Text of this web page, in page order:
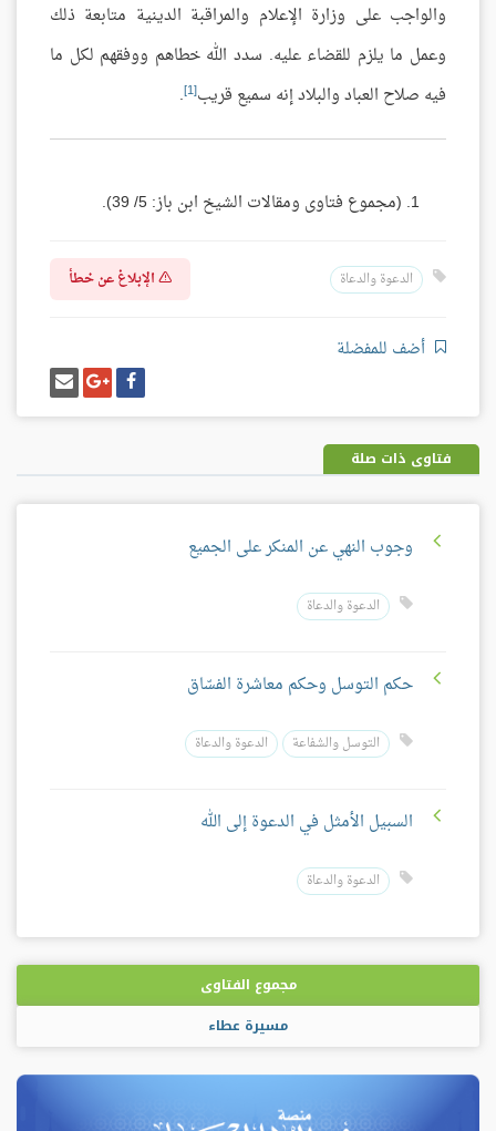
والواجب على وزارة الإعلام والمراقبة الدينية متابعة ذلك
وعمل ما يلزم للقضاء عليه. سدد الله خطاهم ووفقهم لكل ما
فيه صلاح العباد والبلاد إنه سميع قريب[1]
.
(مجموع فتاوى ومقالات الشيخ ابن باز: 5/ 39).
الدعوة والدعاة الإبلاغ عن خطأ
أضف للمفضلة
شارك
على
فيسبوك
شارك
على
غوغل
بلس
إرسل
إيميل
فتاوى ذات صلة
وجوب النهي عن المنكر على الجميع
الدعوة والدعاة
حكم التوسل وحكم معاشرة الفسّاق
التوسل والشفاعة الدعوة والدعاة
السبيل الأمثل في الدعوة إلى الله
الدعوة والدعاة
مجموع الفتاوى
مسيرة عطاء